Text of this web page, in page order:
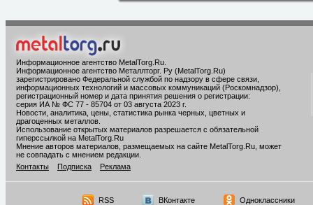
Информационное агентство MetalTorg.Ru
Информационное агентство Металлторг. Ру (MetalTorg.Ru)
зарегистрировано Федеральной службой по надзору в сфере связи,
информационных технологий и массовых коммуникаций (Роскомнадзор),
регистрационный номер и дата принятия решения о регистрации:
серия ИА № ФС 77 - 85704 от 03 августа 2023 г.
Новости, аналитика, цены, статистика рынка черных, цветных и
драгоценных металлов.
Использование открытых материалов разрешается с обязательной
гиперссылкой на MetalTorg.Ru
Мнение авторов материалов, размещаемых на сайте MetalTorg.Ru, может
не совпадать с мнением редакции.
Контакты
Подписка Реклама
RSS ВКонтакте Одноклассники